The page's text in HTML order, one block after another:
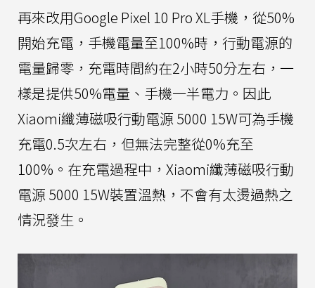
再來改用Google Pixel 10 Pro XL手機，從50%
開始充電，手機電量至100%時，行動電源的
電量歸零，充電時間約在2小時50分左右，一
樣是提供50%電量、手機一半電力。因此
Xiaomi纖薄磁吸行動電源 5000 15W可為手機
充電0.5次左右，但無法完整從0%充至
100%。在充電過程中，Xiaomi纖薄磁吸行動
電源 5000 15W裝置溫熱，不會有太燙過熱之
情況發生。